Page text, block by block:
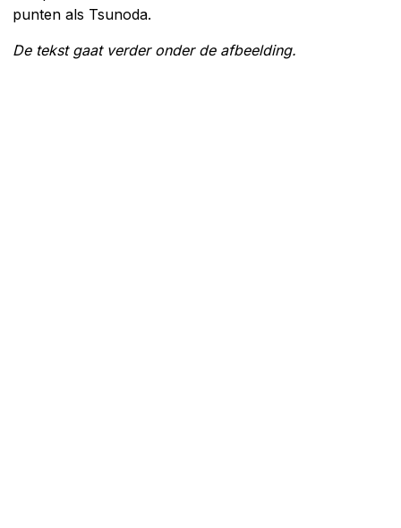
punten als Tsunoda.
De tekst gaat verder onder de afbeelding.